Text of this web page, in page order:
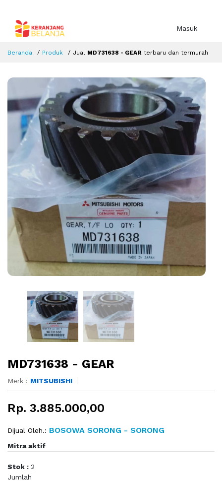
Masuk
Beranda Produk Jual MD731638 - GEAR terbaru dan termurah
MD731638 - GEAR
Merk : MITSUBISHI
Rp. 3.885.000,00
Dijual Oleh.: BOSOWA SORONG - SORONG
Mitra aktif
Stok : 2
Jumlah